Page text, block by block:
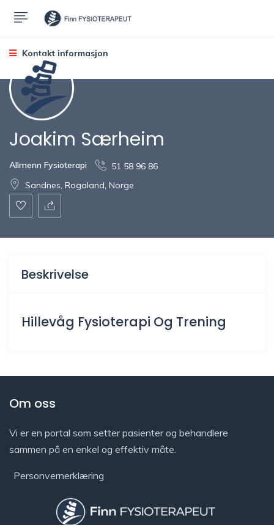
Kontakt informasjon
Joakim Særheim
Allmenn Fysioterapi
51 58 96 86
Sandnes, Rogaland, Norge
Beskrivelse
Hillevåg Fysioterapi Og Trening
Om oss
Vi er en portal som setter pasienter og behandlere
sammen på en enkel og effektiv måte.
Personvernerklæring